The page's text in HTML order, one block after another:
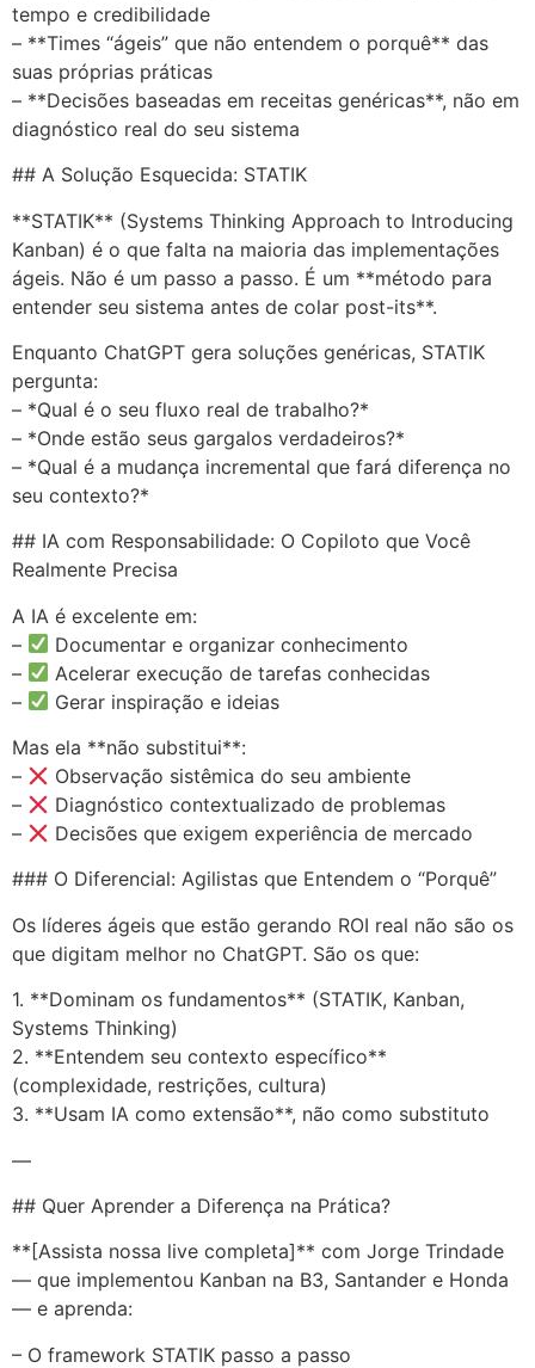
tempo e credibilidade
– **Times “ágeis” que não entendem o porquê** das
suas próprias práticas
– **Decisões baseadas em receitas genéricas**, não em
diagnóstico real do seu sistema
## A Solução Esquecida: STATIK
**STATIK** (Systems Thinking Approach to Introducing
Kanban) é o que falta na maioria das implementações
ágeis. Não é um passo a passo. É um **método para
entender seu sistema antes de colar post-its**.
Enquanto ChatGPT gera soluções genéricas, STATIK
pergunta:
– *Qual é o seu fluxo real de trabalho?*
– *Onde estão seus gargalos verdadeiros?*
– *Qual é a mudança incremental que fará diferença no
seu contexto?*
## IA com Responsabilidade: O Copiloto que Você
Realmente Precisa
A IA é excelente em:
–
Documentar e organizar conhecimento
–
Acelerar execução de tarefas conhecidas
–
Gerar inspiração e ideias
Mas ela **não substitui**:
–
Observação sistêmica do seu ambiente
–
Diagnóstico contextualizado de problemas
–
Decisões que exigem experiência de mercado
### O Diferencial: Agilistas que Entendem o “Porquê”
Os líderes ágeis que estão gerando ROI real não são os
que digitam melhor no ChatGPT. São os que:
1. **Dominam os fundamentos** (STATIK, Kanban,
Systems Thinking)
2. **Entendem seu contexto específico**
(complexidade, restrições, cultura)
3. **Usam IA como extensão**, não como substituto
—
## Quer Aprender a Diferença na Prática?
**[Assista nossa live completa]** com Jorge Trindade
— que implementou Kanban na B3, Santander e Honda
— e aprenda:
– O framework STATIK passo a passo